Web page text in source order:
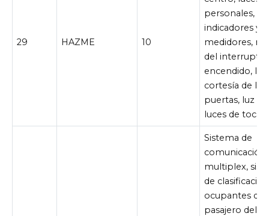
29 HAZME 10
personales,
indicadores y
medidores,
del
encendido,
cortesía de las
puertas, luz
luces de
Sistema de
comunicación
multiplex,
de
ocupantes del
pasajero